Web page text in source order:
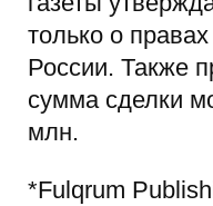
только о
России. Также
сумма сделки
млн.
*Fulqrum